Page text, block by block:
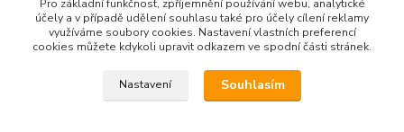
Pidilidi
Kalhoty, tepláky, legíny, kraťasy
Pro základní funkčnost, zpříjemnění používání webu, analytické
účely a v případě udělení souhlasu také pro účely cílení reklamy
využíváme soubory cookies. Nastavení vlastních preferencí
cookies můžete kdykoli upravit odkazem ve spodní části stránek.
Nastavení Souhlasím